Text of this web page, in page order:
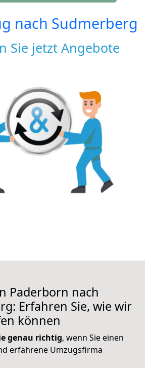
nach Sudmerberg
Sie jetzt Angebote
Paderborn nach
Erfahren Sie, wie wir
können
genau richtig, wenn Sie einen
erfahrene Umzugsfirma